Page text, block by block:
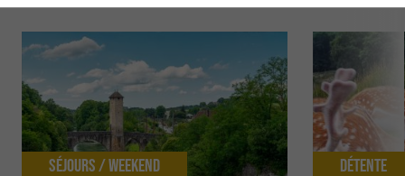
Séjours / Weekend Détente